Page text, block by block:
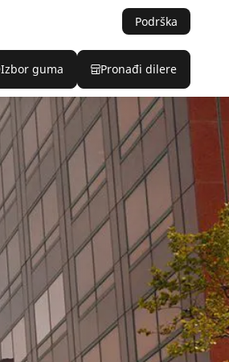
Podrška
Izbor guma Pronađi dilere